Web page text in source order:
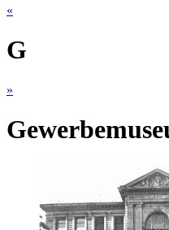
«
G
»